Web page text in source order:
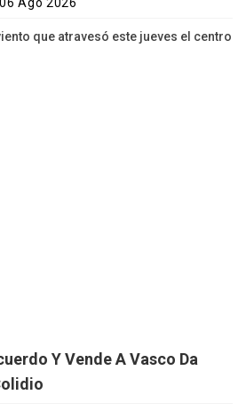
que atravesó este jueves el centro
Y Vende A Vasco Da